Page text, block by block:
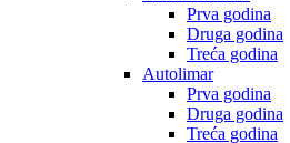
Prva godina
Druga godina
Treća godina
Autolimar
Prva godina
Druga godina
Treća godina